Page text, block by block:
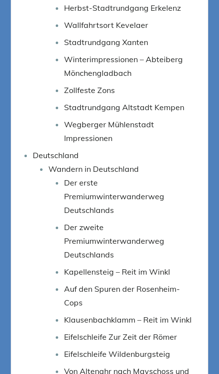
Herbst-Stadtrundgang Erkelenz
Wallfahrtsort Kevelaer
Stadtrundgang Xanten
Winterimpressionen – Abteiberg
Mönchengladbach
Zollfeste Zons
Stadtrundgang Altstadt Kempen
Wegberger Mühlenstadt
Impressionen
Deutschland
Wandern in Deutschland
Der erste
Premiumwinterwanderweg
Deutschlands
Der zweite
Premiumwinterwanderweg
Deutschlands
Kapellensteig – Reit im Winkl
Auf den Spuren der Rosenheim-
Cops
Klausenbachklamm – Reit im Winkl
Eifelschleife Zur Zeit der Römer
Eifelschleife Wildenburgsteig
Von Altenahr nach Mayschoss und